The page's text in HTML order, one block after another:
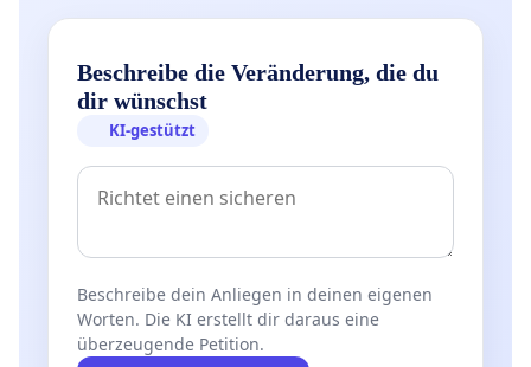
Beschreibe die Veränderung, die du
dir wünschst
KI-gestützt
Beschreibe dein Anliegen in deinen eigenen
Worten. Die KI erstellt dir daraus eine
überzeugende Petition.